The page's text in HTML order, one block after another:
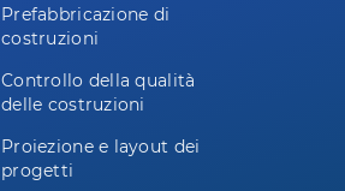
Prefabbricazione di
costruzioni
Controllo della qualità
delle costruzioni
Proiezione e layout dei
progetti